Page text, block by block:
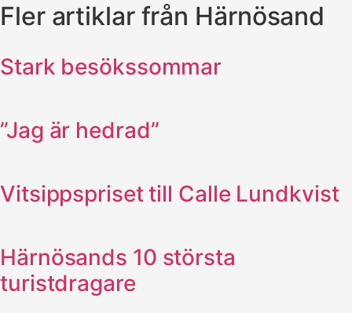
Fler artiklar från Härnösand
Stark besökssommar
”Jag är hedrad”
Vitsippspriset till Calle Lundkvist
Härnösands 10 största
turistdragare